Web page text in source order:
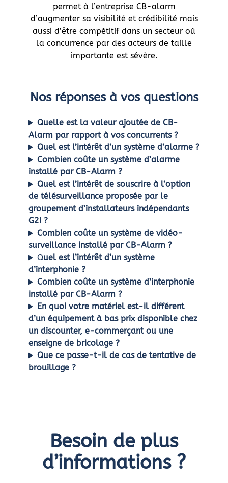
permet à l’entreprise CB-alarm
d’augmenter sa visibilité et crédibilité mais
aussi d’être compétitif dans un secteur où
la concurrence par des acteurs de taille
importante est sévère.
Nos réponses à vos questions
Quelle est la valeur ajoutée de CB-
Alarm par rapport à vos concurrents ?
Quel est l’intérêt d’un système d’alarme ?
Combien coûte un système d’alarme
installé par CB-Alarm ?
Quel est l’intérêt de souscrire à l’option
de télésurveillance proposée par le
groupement d’installateurs indépendants
G2I ?
Combien coûte un système de vidéo-
surveillance installé par CB-Alarm ?
Quel est l’intérêt d’un système
d’interphonie ?
Combien coûte un système d’interphonie
installé par CB-Alarm ?
En quoi votre matériel est-il différent
d’un équipement à bas prix disponible chez
un discounter, e-commerçant ou une
enseigne de bricolage ?
Que ce passe-t-il de cas de tentative de
brouillage ?
Besoin de plus
d’informations ?